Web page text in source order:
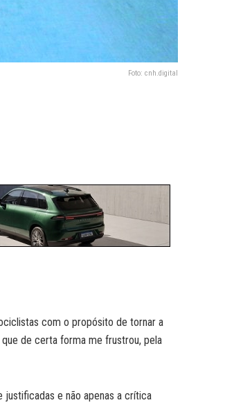
Foto: cnh.digital
com o propósito de tornar a
de certa forma me frustrou, pela
e não apenas a crítica